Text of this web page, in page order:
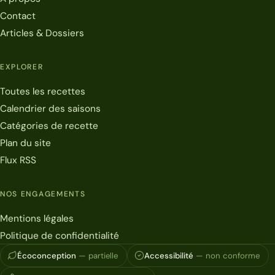
Contact
Articles & Dossiers
EXPLORER
Toutes les recettes
Calendrier des saisons
Catégories de recette
Plan du site
Flux RSS
NOS ENGAGEMENTS
Mentions légales
Politique de confidentialité
Écoconception — partielle Accessibilité — non conforme